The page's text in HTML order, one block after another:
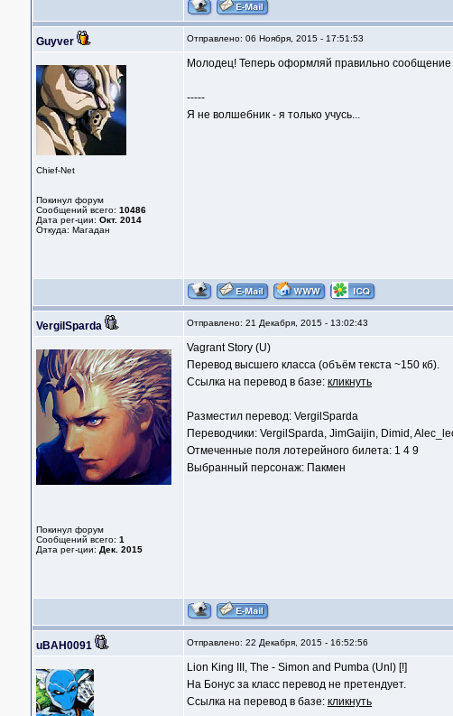
Guyver Отправлено: 06 Ноября, 2015 - 17:51:53
Chief-Net
Покинул форум
Сообщений всего: 10486
Дата рег-ции: Окт. 2014
Откуда: Магадан
Молодец! Теперь оформляй правильно
-----
Я не волшебник - я только учусь...
VergilSparda Отправлено: 21 Декабря, 2015 - 13:02:43
Покинул форум
Сообщений всего: 1
Дата рег-ции: Дек. 2015
Vagrant Story (U)
Перевод высшего класса (объём текста ~150 кб).
Ссылка на перевод в базе: кликнуть
Разместил перевод: VergilSparda
Переводчики: VergilSparda, JimGaijin, Dimid,
Отмеченные поля лотерейного билета: 1 4 9
Выбранный персонаж: Пакмен
uBAH0091 Отправлено: 22 Декабря, 2015 - 16:52:56
Lion King III, The - Simon and Pumba (Unl) [!]
На Бонус за класс перевод не претендует.
Ссылка на перевод в базе: кликнуть